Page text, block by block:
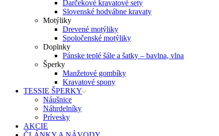
Darčekové kravatové sety
Slovenské hodvábne kravaty
Motýliky
Drevené motýliky
Spoločenské motýliky
Doplnky
Pánske teplé šále a šatky – bavlna, vlna
Šperky
Manžetové gombíky
Kravatové spony
TESSIE ŠPERKY
Náušnice
Náhrdelníky
Prívesky
AKCIE